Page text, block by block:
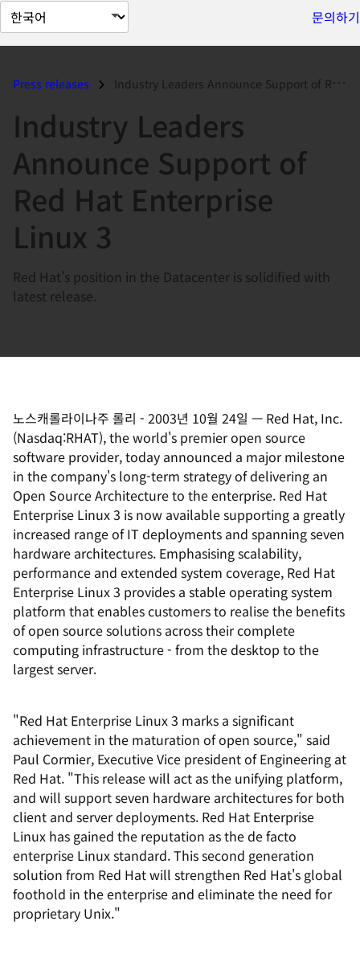
페
이
문의하기
Press releases Industry Leaders Announce Support of Red Hat Enterprise Linux 3...
Industry Leaders
Announce Support of
Red Hat Enterprise
Linux 3
Red Hat's position in the Datacenter is solidified with
latest release.
노스캐롤라이나주 롤리 - 2003년 10월 24일 — Red Hat, Inc.
(Nasdaq:RHAT), the world's premier open source
software provider, today announced a major milestone
in the company's long-term strategy of delivering an
Open Source Architecture to the enterprise. Red Hat
Enterprise Linux 3 is now available supporting a greatly
increased range of IT deployments and spanning seven
hardware architectures. Emphasising scalability,
performance and extended system coverage, Red Hat
Enterprise Linux 3 provides a stable operating system
platform that enables customers to realise the benefits
of open source solutions across their complete
computing infrastructure - from the desktop to the
largest server.
"Red Hat Enterprise Linux 3 marks a significant
achievement in the maturation of open source," said
Paul Cormier, Executive Vice president of Engineering at
Red Hat. "This release will act as the unifying platform,
and will support seven hardware architectures for both
client and server deployments. Red Hat Enterprise
Linux has gained the reputation as the de facto
enterprise Linux standard. This second generation
solution from Red Hat will strengthen Red Hat's global
foothold in the enterprise and eliminate the need for
proprietary Unix."